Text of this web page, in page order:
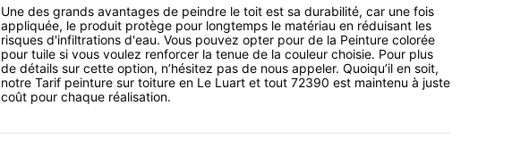
Une des grands avantages de peindre le toit est sa durabilité, car une fois
appliquée, le produit protège pour longtemps le matériau en réduisant les
risques d'infiltrations d'eau. Vous pouvez opter pour de la Peinture colorée
pour tuile si vous voulez renforcer la tenue de la couleur choisie. Pour plus
de détails sur cette option, n’hésitez pas de nous appeler. Quoiqu’il en soit,
notre Tarif peinture sur toiture en Le Luart et tout 72390 est maintenu à juste
coût pour chaque réalisation.